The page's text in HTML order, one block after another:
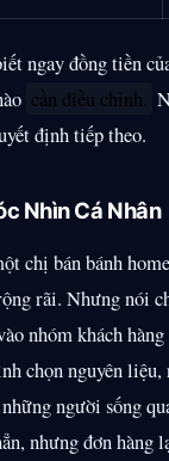
ngay đồng tiền
cần điều chỉnh.
định tiếp theo.
Nhìn Cá Nhân
chị bán bánh
rãi. Nhưng nói
nhóm khách
chọn nguyên
người sống
nhưng đơn hàng